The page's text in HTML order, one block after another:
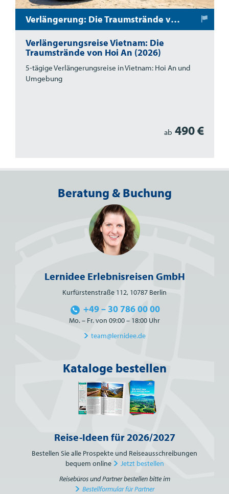
Verlängerung: Die Traumstrände von Hoi An
Verlängerungsreise Vietnam: Die
Traumstrände von Hoi An (2026)
5-tägige Verlängerungsreise in Vietnam: Hoi An und
Umgebung
ab 490 €
Beratung & Buchung
Lernidee Erlebnisreisen GmbH
Kurfürstenstraße 112, 10787 Berlin
+49 – 30 786 00 00
Mo. – Fr. von 09:00 – 18:00 Uhr
team@lernidee.de
Kataloge bestellen
Reise-Ideen für 2026/2027
Bestellen Sie alle Prospekte und Reiseausschreibungen
bequem online
Jetzt bestellen
Reisebüros und Partner bestellen bitte im
Bestellformular für Partner